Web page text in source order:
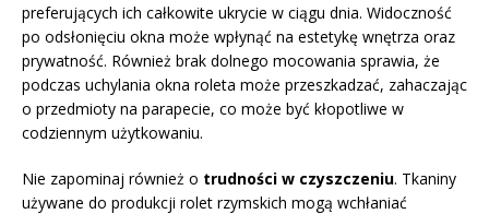
preferujących ich całkowite ukrycie w ciągu dnia. Widoczność
po odsłonięciu okna może wpłynąć na estetykę wnętrza oraz
prywatność. Również brak dolnego mocowania sprawia, że
podczas uchylania okna roleta może przeszkadzać, zahaczając
o przedmioty na parapecie, co może być kłopotliwe w
codziennym użytkowaniu.
Nie zapominaj również o trudności w czyszczeniu. Tkaniny
używane do produkcji rolet rzymskich mogą wchłaniać